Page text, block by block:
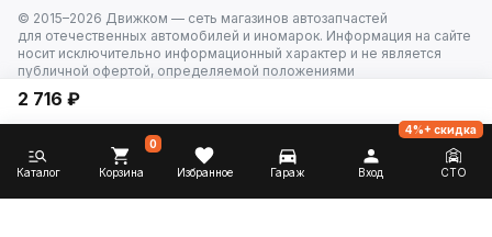
2 716 ₽
© 2015–2026 Движком — сеть магазинов автозапчастей
для отечественных автомобилей и иномарок. Информация на сайте
носит исключительно информационный характер и не является
публичной офертой, определяемой положениями
Каталог Корзина
0
Избранное Гараж Вход СТО
4%+ скидка